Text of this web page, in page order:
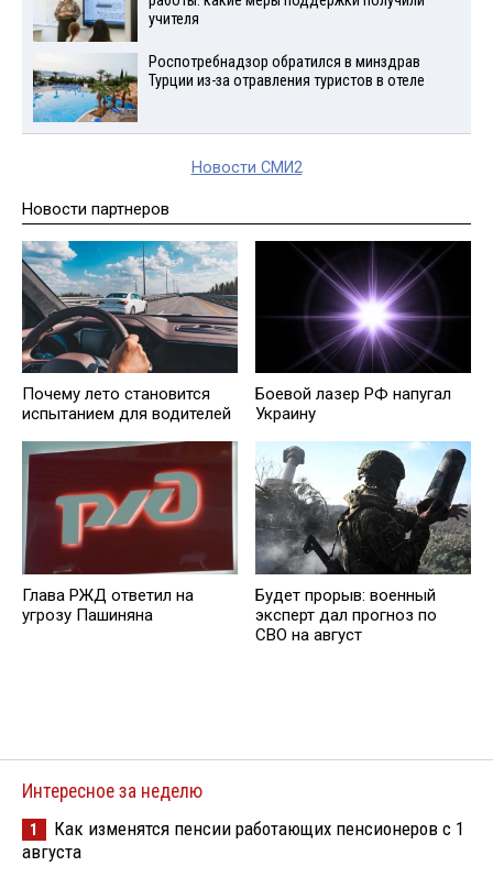
учителя
Роспотребнадзор обратился в минздрав
Турции из-за отравления туристов в отеле
Новости СМИ2
Новости партнеров
Почему лето становится
испытанием для водителей
Боевой лазер РФ напугал
Украину
Глава РЖД ответил на
угрозу Пашиняна
Будет прорыв: военный
эксперт дал прогноз по
СВО на август
Интересное за неделю
1
Как изменятся пенсии работающих пенсионеров с 1
августа